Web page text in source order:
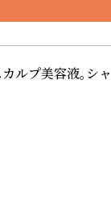
美容液